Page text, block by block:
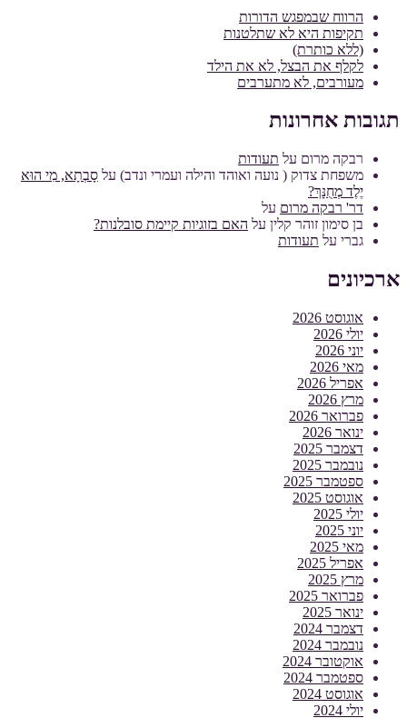
הרווח שבמפגש הדורות
תקיפות היא לא שתלטנות
(ללא כותרת)
לקלף את הבצל, לא את הילד
מעורבים, לא מתערבים
תגובות אחרונות
רבקה מרום על תעודות
משפחת צדוק ( נועה ואוהד והילה ועמרי ונדב) על סָבְתָא, מִי הוּא
יֶלֶד מְחֻנָּךְ?
דר' רבקה מרום על
בן סימון זוהר קלין על האם בזוגיות קיימת סובלנות?
גברי על תעודות
ארכיונים
אוגוסט 2026
יולי 2026
יוני 2026
מאי 2026
אפריל 2026
מרץ 2026
פברואר 2026
ינואר 2026
דצמבר 2025
נובמבר 2025
ספטמבר 2025
אוגוסט 2025
יולי 2025
יוני 2025
מאי 2025
אפריל 2025
מרץ 2025
פברואר 2025
ינואר 2025
דצמבר 2024
נובמבר 2024
אוקטובר 2024
ספטמבר 2024
אוגוסט 2024
יולי 2024